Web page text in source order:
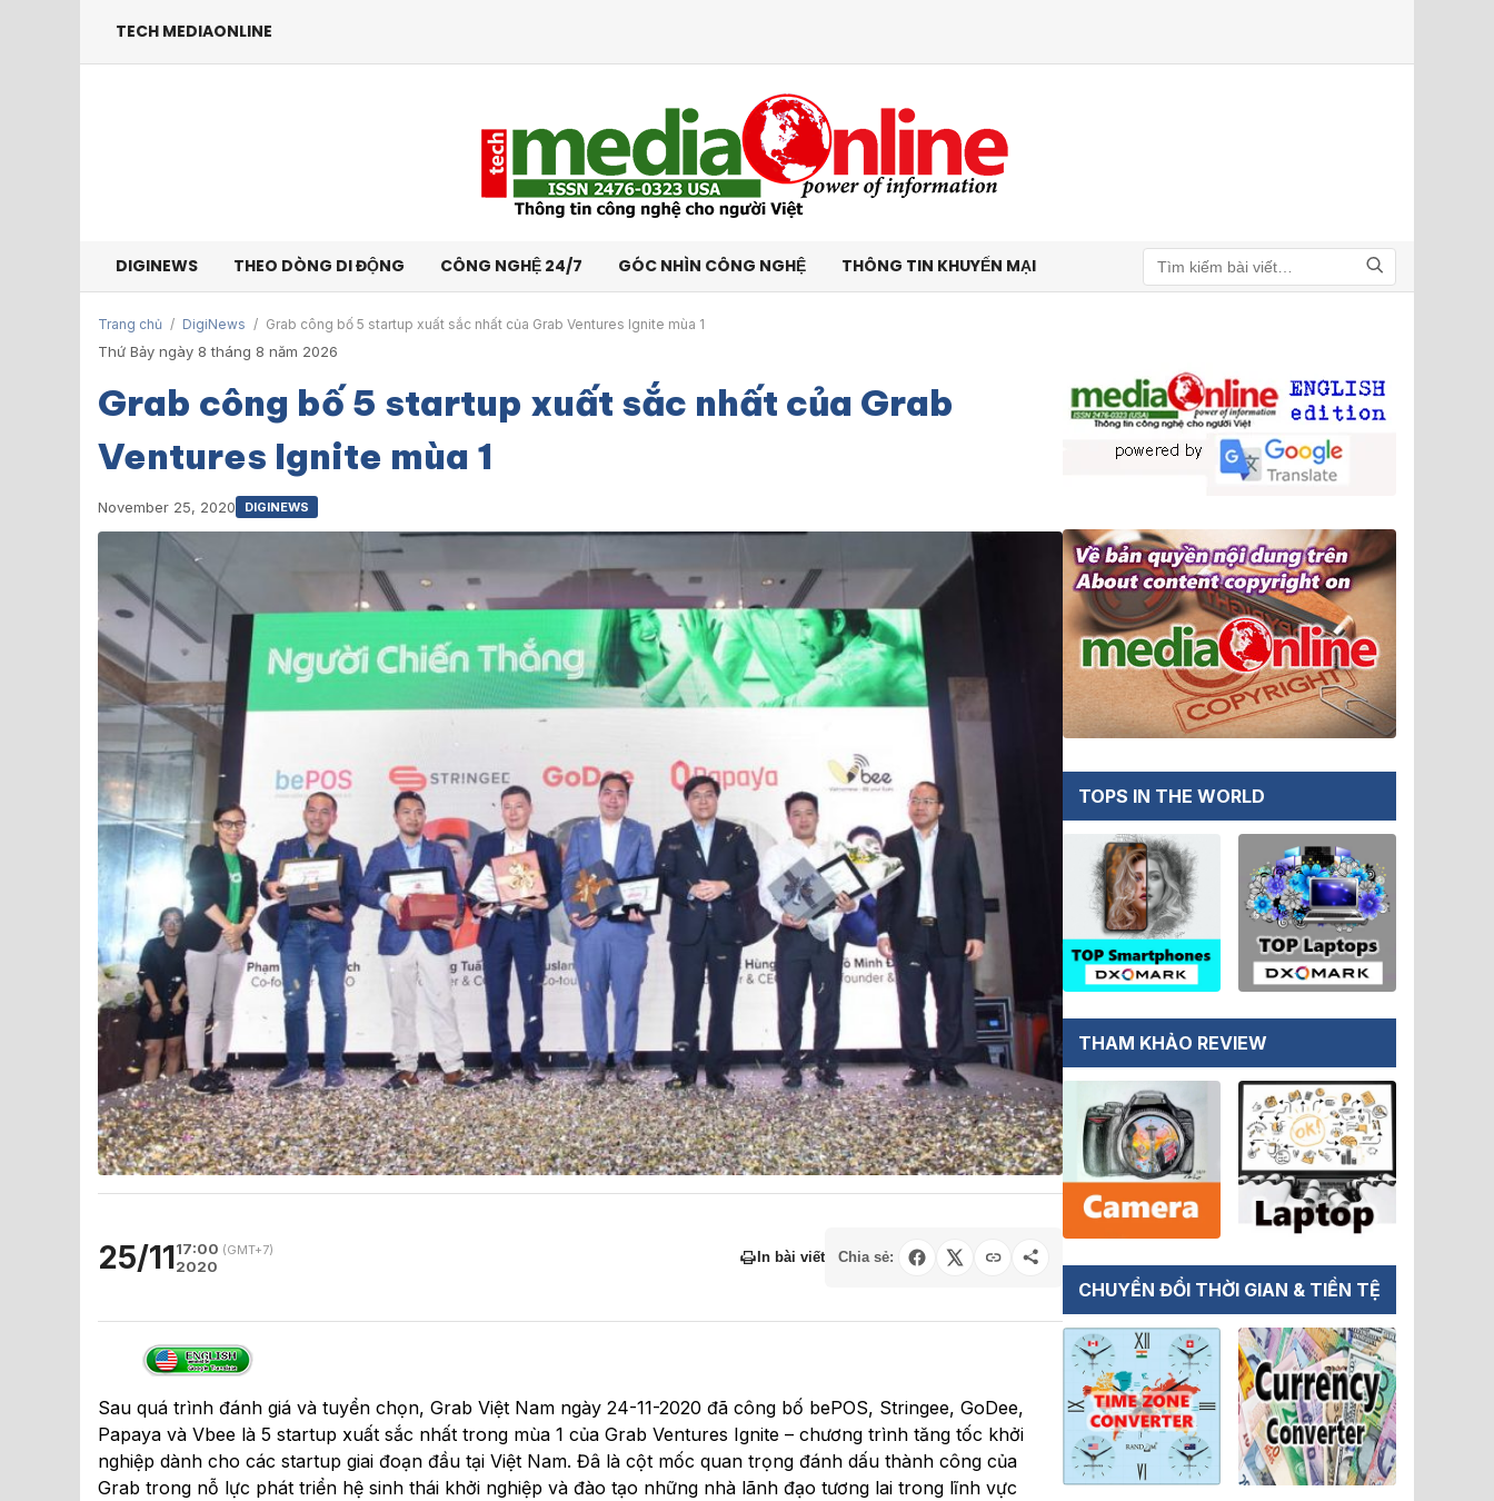
TECH MEDIAONLINE
DIGINEWS THEO DÒNG DI ĐỘNG CÔNG NGHỆ 24/7 GÓC NHÌN CÔNG NGHỆ THÔNG TIN KHUYẾN MẠI
Tìm kiếm
Trang chủ / DigiNews / Grab công bố 5 startup xuất sắc nhất của Grab Ventures Ignite mùa 1
Thứ Bảy ngày 8 tháng 8 năm 2026
Grab công bố 5 startup xuất sắc nhất của Grab
Ventures Ignite mùa 1
November 25, 2020 DIGINEWS
25/1117:00 (GMT+7)
2020 In bài viết Chia sẻ:
Sau quá trình đánh giá và tuyển chọn, Grab Việt Nam ngày 24-11-2020 đã công bố bePOS, Stringee, GoDee,
Papaya và Vbee là 5 startup xuất sắc nhất trong mùa 1 của Grab Ventures Ignite – chương trình tăng tốc khởi
nghiệp dành cho các startup giai đoạn đầu tại Việt Nam. Đâ là cột mốc quan trọng đánh dấu thành công của
Grab trong nỗ lực phát triển hệ sinh thái khởi nghiệp và đào tạo những nhà lãnh đạo tương lai trong lĩnh vực
TOPS IN THE WORLD
THAM KHẢO REVIEW
CHUYỂN ĐỔI THỜI GIAN & TIỀN TỆ